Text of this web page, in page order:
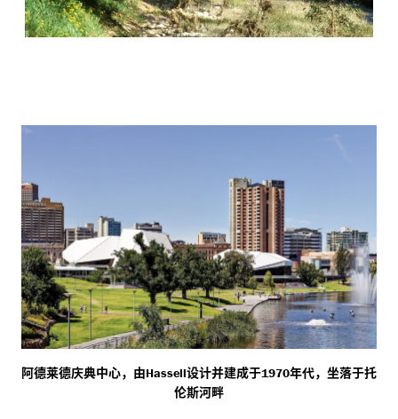
阿德莱德庆典中心，由Hassell设计并建成于1970年代，坐落于托
伦斯河畔